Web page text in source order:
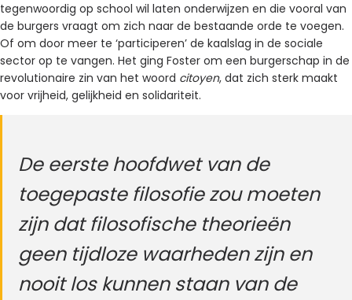
tegenwoordig op school wil laten onderwijzen en die vooral van
de burgers vraagt om zich naar de bestaande orde te voegen.
Of om door meer te ‘participeren’ de kaalslag in de sociale
sector op te vangen. Het ging Foster om een burgerschap in de
revolutionaire zin van het woord citoyen, dat zich sterk maakt
voor vrijheid, gelijkheid en solidariteit.
De eerste hoofdwet van de
toegepaste filosofie zou moeten
zijn dat filosofische theorieën
geen tijdloze waarheden zijn en
nooit los kunnen staan van de